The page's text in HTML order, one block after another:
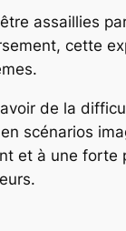
assaillies
cette
de la
scénarios
et à une